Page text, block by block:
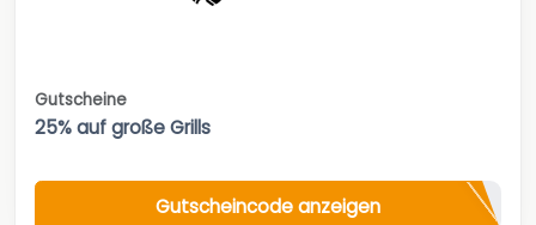
Gutscheine
25% auf große Grills
Gutscheincode anzeigen